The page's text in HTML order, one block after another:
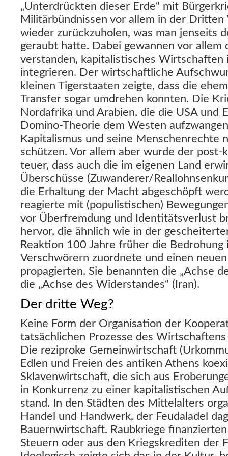
„Unterdrückten dieser Erde“ mit
Militärbündnissen vor allem in der Dritten
wieder zurückzuholen, was man jenseits
geraubt hatte. Dabei gewannen vor allem
verstanden, kapitalistisches Wirtschaften
integrieren. Der wirtschaftliche
kleinen Tigerstaaten zeigte, dass die
Transfer sogar umdrehen konnten. Die
Nordafrika und Arabien, die die USA und
Domino-Theorie dem Westen
Kapitalismus und seine Menschenrechte
schützen. Vor allem aber wurde der post-
teuer, dass auch die im eigenen Land
Überschüsse (Zuwanderer/
die Erhaltung der Macht abgeschöpft
reagierte mit (populistischen)
vor Überfremdung und Identitätsverlust
hervor, die ähnlich wie in der
Reaktion 100 Jahre früher die Bedrohung
Verschwörern zuordnete und einen
propagierten. Sie benannten die „Achse
die „Achse des Widerstandes“ (Iran).
Der dritte Weg?
Keine Form der Organisation der
tatsächlichen Prozesse des
Die reziproke Gemeinwirtschaft
Edlen und Freien des antiken Athens
Sklavenwirtschaft, die sich aus
in Konkurrenz zu einer kapitalistischen
stand. In den Städten des Mittelalters
Handel und Handwerk, der Feudaladel
Bauernwirtschaft. Raubkriege
Steuern oder aus den Kriegskrediten der